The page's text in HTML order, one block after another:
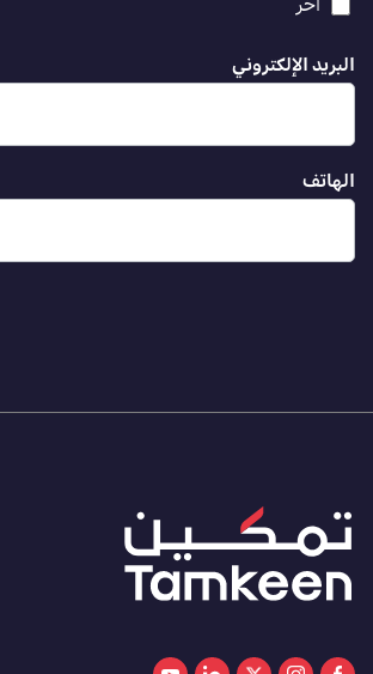
البريد الإلكتروني
الهاتف